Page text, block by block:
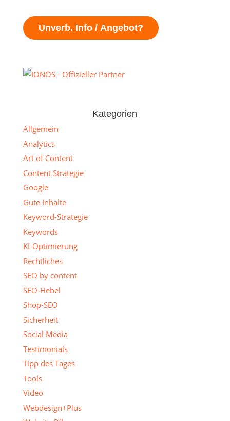
Unverb. Info / Angebot?
Kategorien
Allgemein
Analytics
Art of Content
Content Strategie
Google
Gute Inhalte
Keyword-Strategie
Keywords
KI-Optimierung
Rechtliches
SEO by content
SEO-Hebel
Shop-SEO
Sicherheit
Social Media
Testimonials
Tipp des Tages
Tools
Video
Webdesign+Plus